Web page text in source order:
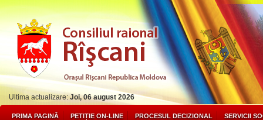
Ultima actualizare:Joi, 06 august 2026
PRIMA PAGINĂ PETIȚIE ON-LINE PROCESUL DECIZIONAL SERVICII